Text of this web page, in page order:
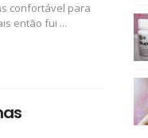
confortável para
então fui ...